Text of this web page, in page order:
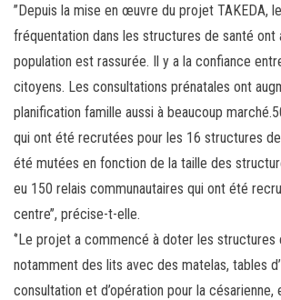
’’Depuis la mise en œuvre du projet TAKEDA,
fréquentation dans les structures de santé ont
population est rassurée. Il y a la confiance
citoyens. Les consultations prénatales ont
planification famille aussi à beaucoup
qui ont été recrutées pour les 16 structures de
été mutées en fonction de la taille des
eu 150 relais communautaires qui ont été
centre’’, précise-t-elle.
‘’Le projet a commencé à doter les structures
notamment des lits avec des matelas, tables
consultation et d’opération pour la césarienne,